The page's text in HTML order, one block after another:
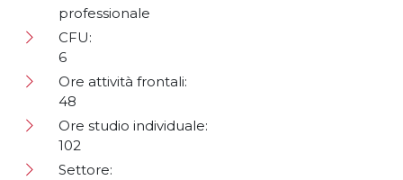
professionale
CFU:
6
Ore attività frontali:
48
Ore studio individuale:
102
Settore: